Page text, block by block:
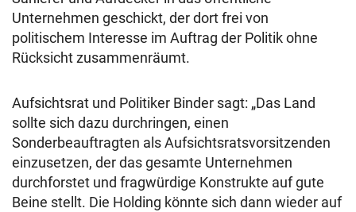
Unternehmen geschickt, der dort frei von
politischem Interesse im Auftrag der Politik ohne
Rücksicht zusammenräumt.
Aufsichtsrat und Politiker Binder sagt: „Das Land
sollte sich dazu durchringen, einen
Sonderbeauftragten als Aufsichtsratsvorsitzenden
einzusetzen, der das gesamte Unternehmen
durchforstet und fragwürdige Konstrukte auf gute
Beine stellt. Die Holding könnte sich dann wieder auf